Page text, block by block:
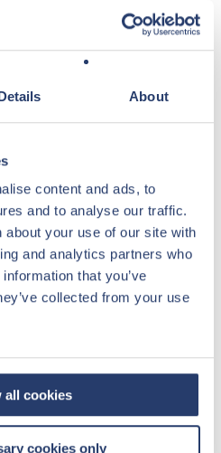
About
content and ads, to
and to analyse our traffic.
about your use of our site with
and analytics partners who
that you’ve
collected from your use
all cookies
cookies only